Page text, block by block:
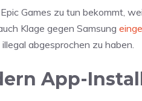
Games zu tun bekommt,
Klage gegen Samsung
abgesprochen zu haben.
App-